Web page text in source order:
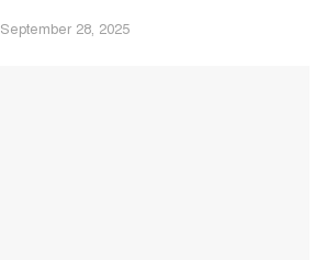
September 28, 2025